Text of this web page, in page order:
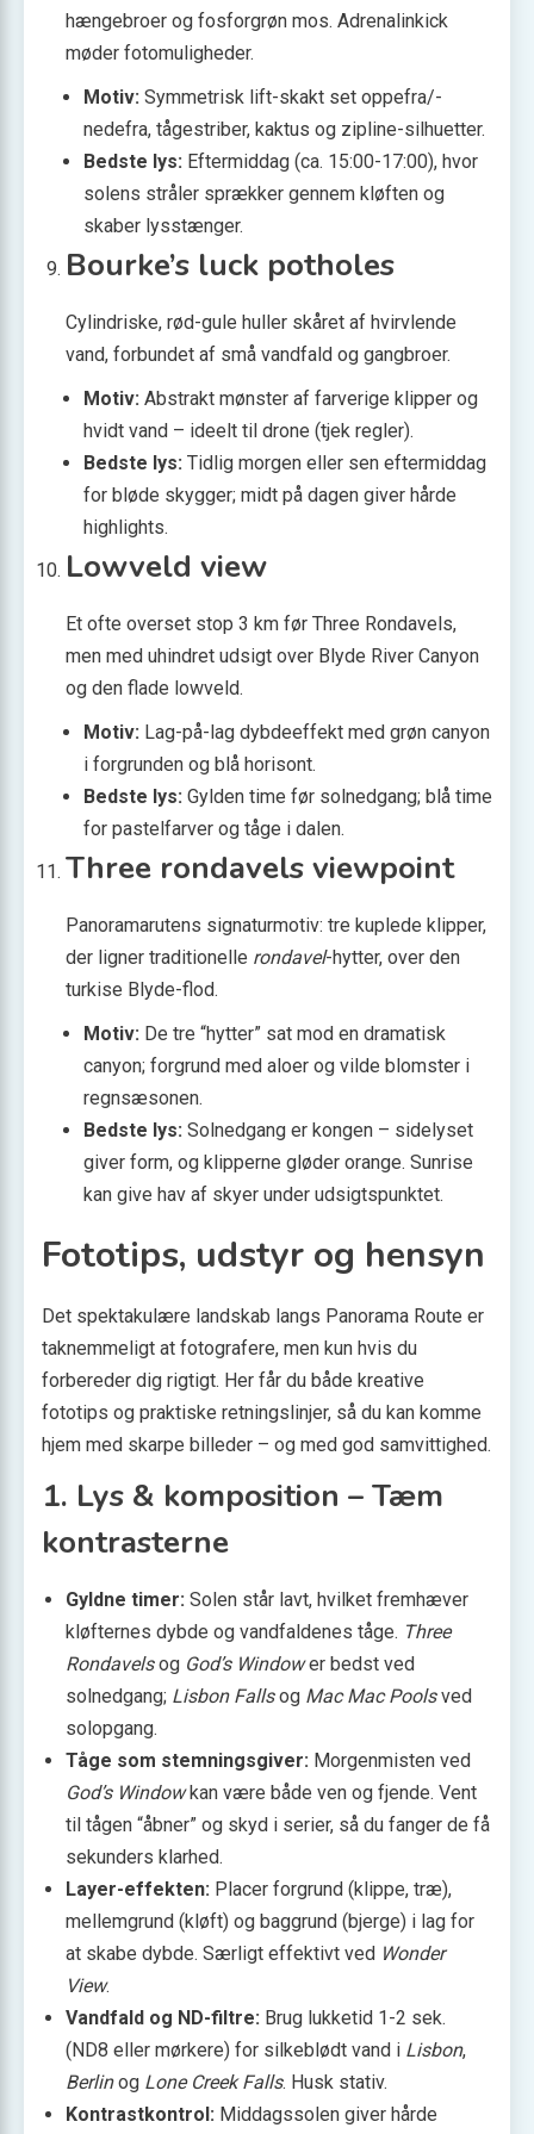
hængebroer og fosforgrøn mos. Adrenalinkick
møder fotomuligheder.
Motiv: Symmetrisk lift-skakt set oppefra/­
nedefra, tågestriber, kaktus og zipline-silhuetter.
Bedste lys: Eftermiddag (ca. 15:00-17:00), hvor
solens stråler sprækker gennem kløften og
skaber lysstænger.
Bourke’s luck potholes
Cylindriske, rød-gule huller skåret af hvirvlende
vand, forbundet af små vandfald og gangbroer.
Motiv: Abstrakt mønster af farverige klipper og
hvidt vand – ideelt til drone (tjek regler).
Bedste lys: Tidlig morgen eller sen eftermiddag
for bløde skygger; midt på dagen giver hårde
highlights.
Lowveld view
Et ofte overset stop 3 km før Three Rondavels,
men med uhindret udsigt over Blyde River Canyon
og den flade lowveld.
Motiv: Lag-på-lag dybdeeffekt med grøn canyon
i forgrunden og blå horisont.
Bedste lys: Gylden time før solnedgang; blå time
for pastelfarver og tåge i dalen.
Three rondavels viewpoint
Panorama­rutens signaturmotiv: tre kuplede klipper,
der ligner traditionelle rondavel-hytter, over den
turkise Blyde-flod.
Motiv: De tre “hytter” sat mod en dramatisk
canyon; forgrund med aloer og vilde blomster i
regnsæsonen.
Bedste lys: Solnedgang er kongen – sidelyset
giver form, og klipperne gløder orange. Sunrise
kan give hav af skyer under udsigtspunktet.
Fototips, udstyr og hensyn
Det spektakulære landskab langs Panorama Route er
taknemmeligt at fotografere, men kun hvis du
forbereder dig rigtigt. Her får du både kreative
fototips og praktiske retningslinjer, så du kan komme
hjem med skarpe billeder – og med god samvittighed.
1. Lys & komposition – Tæm
kontrasterne
Gyldne timer: Solen står lavt, hvilket fremhæver
kløfternes dybde og vandfaldenes tåge. Three
Rondavelsog God’s Windower bedst ved
solnedgang; Lisbon Fallsog Mac Mac Poolsved
solopgang.
Tåge som stemningsgiver: Morgenmisten ved
God’s Windowkan være både ven og fjende. Vent
til tågen “åbner” og skyd i serier, så du fanger de få
sekunders klarhed.
Layer-effekten: Placer forgrund (klippe, træ),
mellemgrund (kløft) og baggrund (bjerge) i lag for
at skabe dybde. Særligt effektivt ved Wonder
View.
Vandfald og ND-filtre: Brug lukketid 1-2 sek.
(ND8 eller mørkere) for silkeblødt vand i Lisbon,
Berlinog Lone Creek Falls. Husk stativ.
Kontrastkontrol: Middagssolen giver hårde